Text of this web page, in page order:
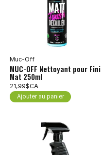
Muc-Off
MUC-OFF Nettoyant pour Fini
Mat 250ml
21,99$CA
Ajouter au panier